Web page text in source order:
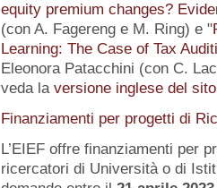
equity premium changes?
(con A. Fagereng e M. Ring) e "
Learning: The Case of Tax
Eleonora Patacchini (con C.
veda la versione inglese del sito
Finanziamenti per progetti di
L’EIEF offre finanziamenti per
ricercatori di Università o di